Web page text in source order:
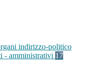
indirizzo-politico
- amministrativi 17